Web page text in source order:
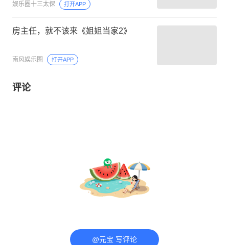
娱乐圈十三太保 打开APP
房主任，就不该来《姐姐当家2》
南风娱乐圈 打开APP
评论
@元宝 写评论